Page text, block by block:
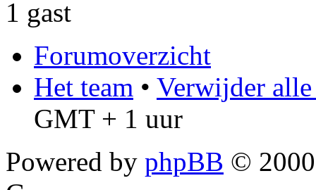
1 gast
Forumoverzicht
Het team • Verwijder
GMT + 1 uur
Powered by phpBB ©